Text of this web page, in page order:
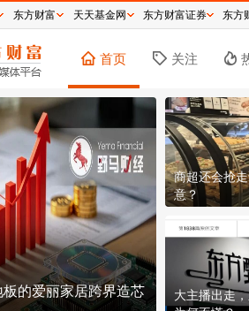
首页 关注
的爱丽家居跨界造芯
国泰航空的
商超还会抢
意？
大主播出走
东方财富 天天基金网 东方财富证券 东方